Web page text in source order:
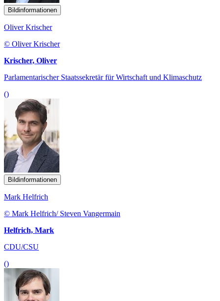
Bildinformationen
Oliver Krischer
© Oliver Krischer
Krischer, Oliver
Parlamentarischer Staatssekretär für Wirtschaft und Klimaschutz
()
Bildinformationen
Mark Helfrich
© Mark Helfrich/ Steven Vangermain
Helfrich, Mark
CDU/CSU
()